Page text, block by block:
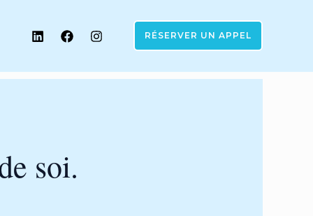
RÉSERVER UN APPEL
soi.